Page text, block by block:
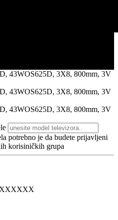
potrebno je da budete prijavljeni
korisiničkih grupa